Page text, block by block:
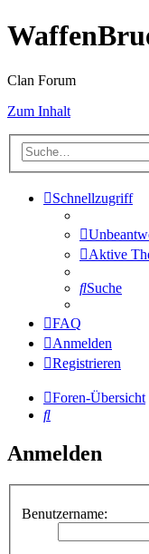
Clan Forum
Zum Inhalt
Schnellzugriff
Aktive
Suche
FAQ
Anmelden
Registrieren
Foren-Übersicht
Suche
Anmelden
Benutzername: